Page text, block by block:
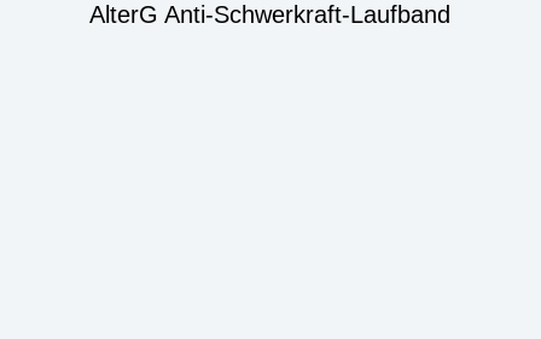
AlterG Anti-Schwerkraft-Laufband